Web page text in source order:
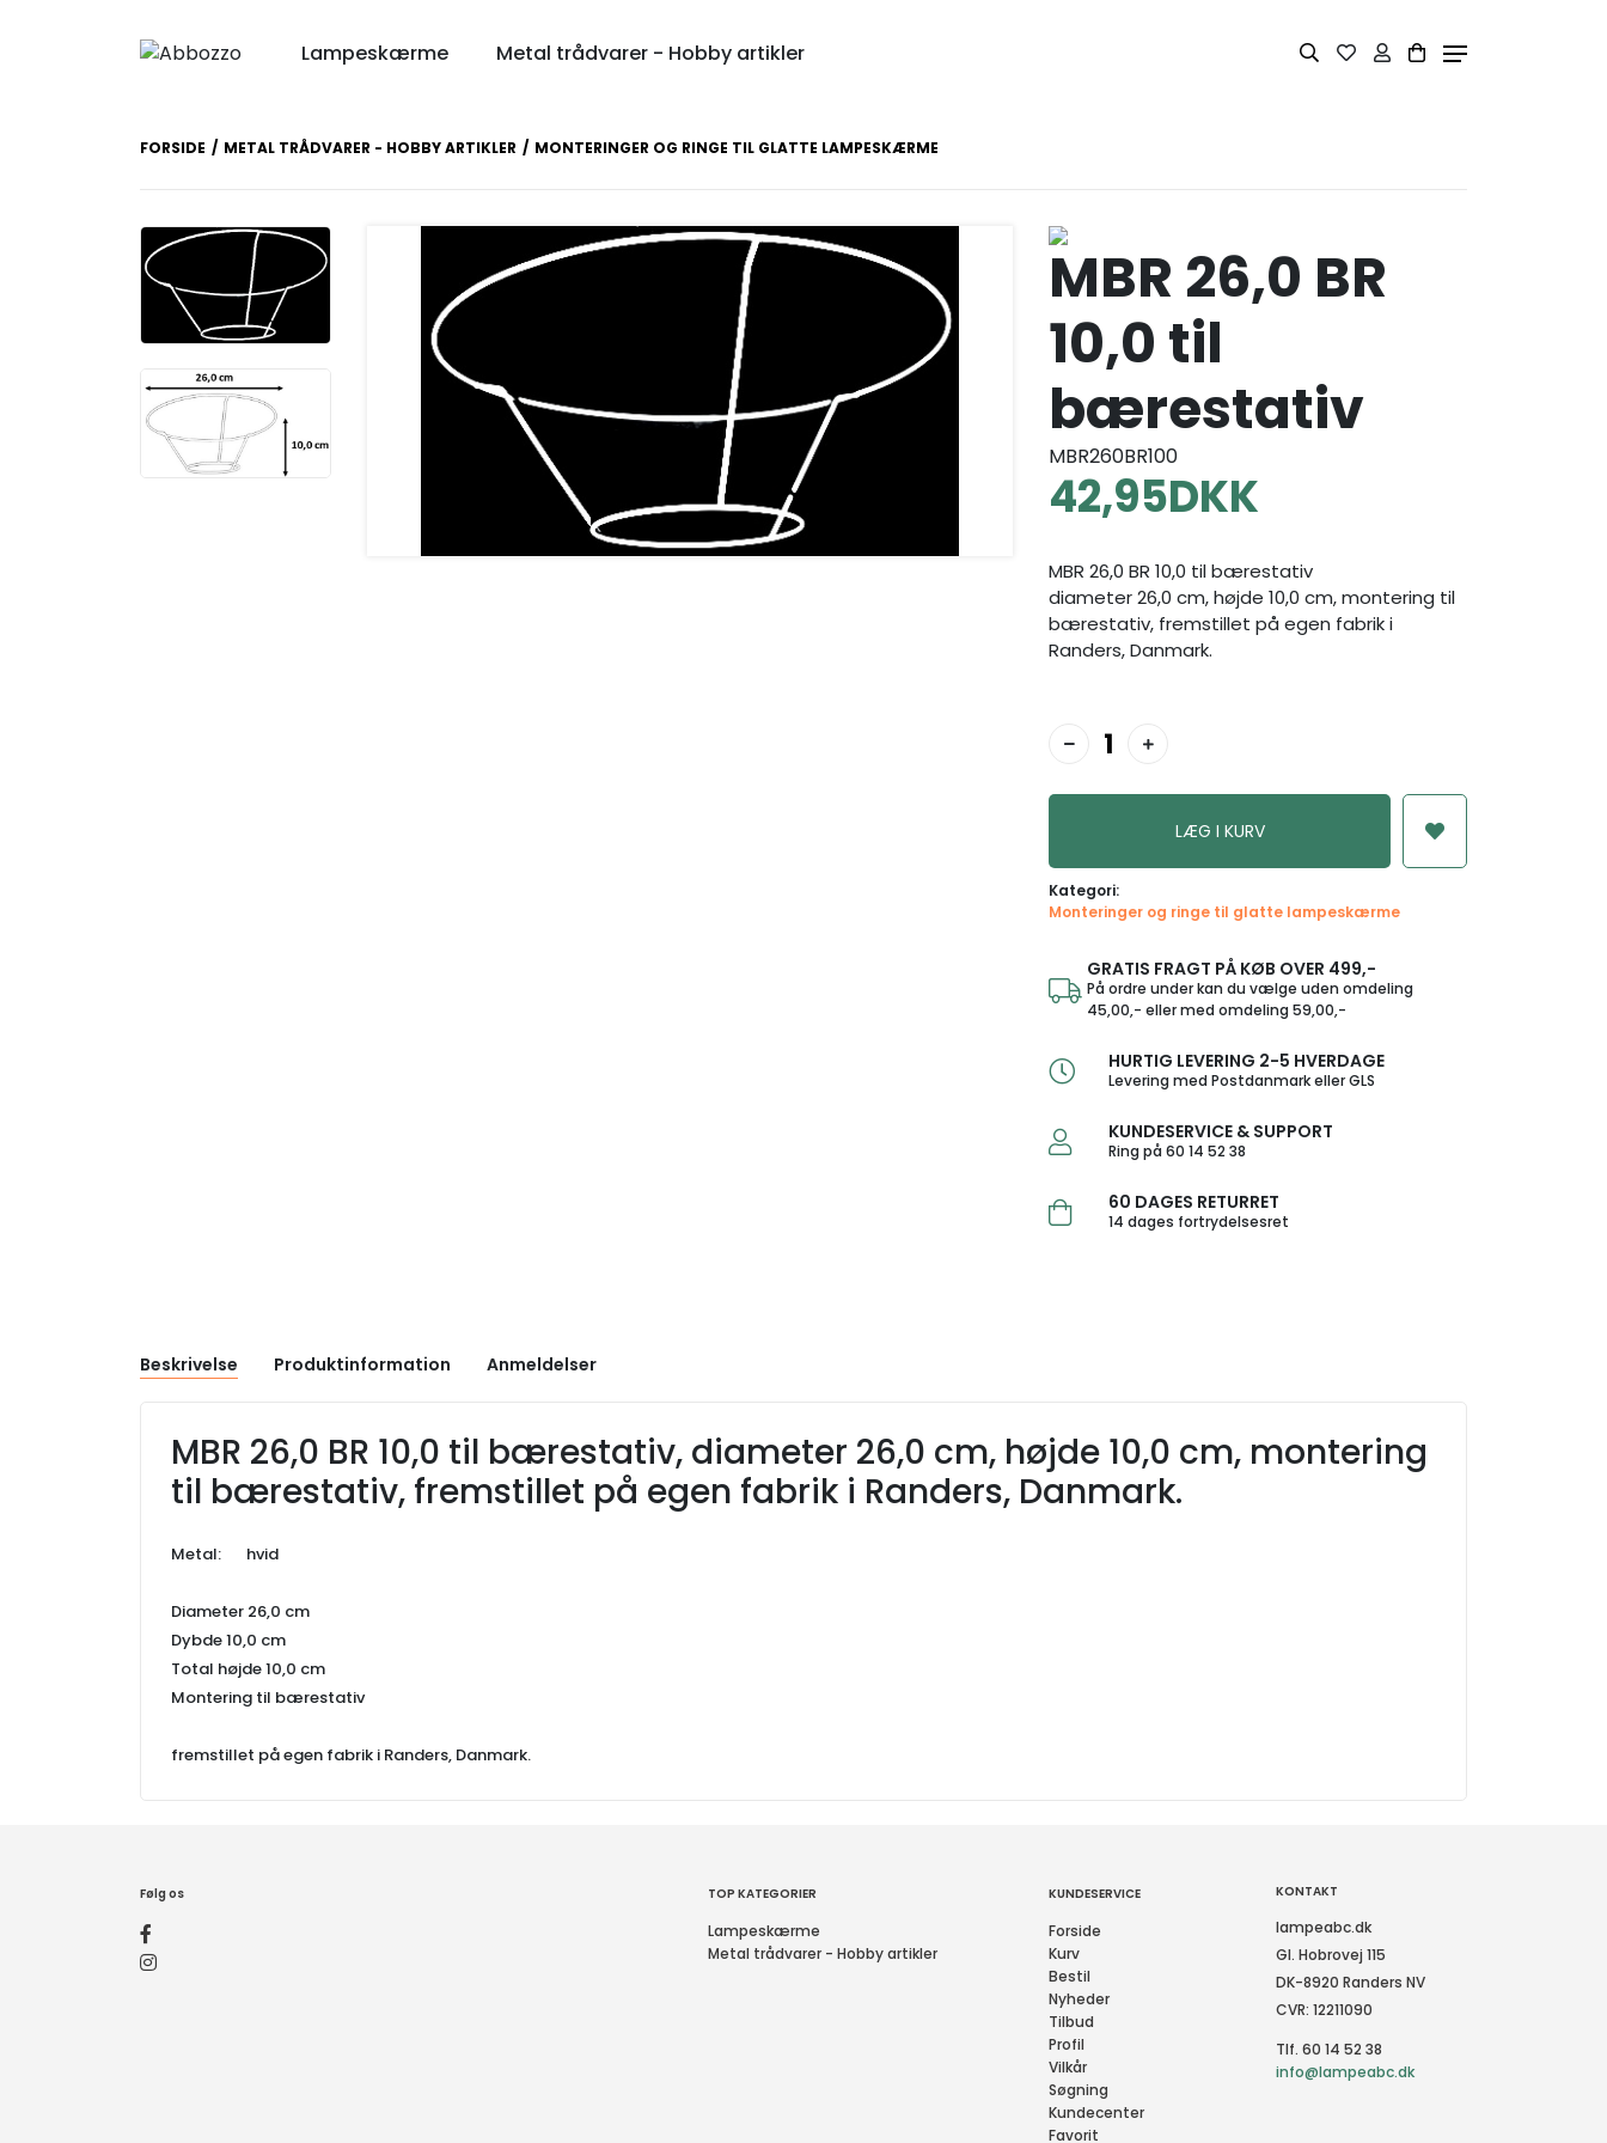
Lampeskærme Metal trådvarer - Hobby artikler
FORSIDE METAL TRÅDVARER - HOBBY ARTIKLER MONTERINGER OG RINGE TIL GLATTE LAMPESKÆRME
MBR 26,0 BR
10,0 til
bærestativ
MBR260BR100
42,95DKK
MBR 26,0 BR 10,0 til bærestativ
diameter 26,0 cm, højde 10,0 cm, montering til
bærestativ, fremstillet på egen fabrik i
Randers, Danmark.
Kategori:
Monteringer og ringe til glatte lampeskærme
GRATIS FRAGT PÅ KØB OVER 499,-
På ordre under kan du vælge uden omdeling
45,00,- eller med omdeling 59,00,-
HURTIG LEVERING 2-5 HVERDAGE
Levering med Postdanmark eller GLS
KUNDESERVICE & SUPPORT
Ring på 60 14 52 38
60 DAGES RETURRET
14 dages fortrydelsesret
Beskrivelse Produktinformation Anmeldelser
MBR 26,0 BR 10,0 til bærestativ, diameter 26,0 cm, højde 10,0 cm, montering
til bærestativ, fremstillet på egen fabrik i Randers, Danmark.
Metal: hvid
Diameter 26,0 cm
Dybde 10,0 cm
Total højde 10,0 cm
Montering til bærestativ
fremstillet på egen fabrik i Randers, Danmark.
Følg os TOP KATEGORIER
Lampeskærme
Metal trådvarer - Hobby artikler
KUNDESERVICE
Forside
Kurv
Bestil
Nyheder
Tilbud
Profil
Vilkår
Søgning
Kundecenter
Favorit
KONTAKT
lampeabc.dk
Gl. Hobrovej 115
DK-8920 Randers NV
CVR: 12211090
Tlf. 60 14 52 38
info@lampeabc.dk